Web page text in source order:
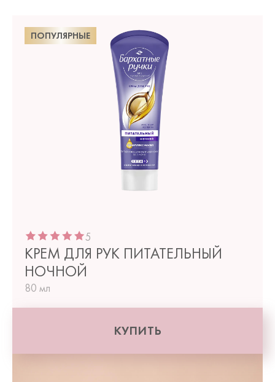
ПОПУЛЯРНЫЕ
5
КРЕМ ДЛЯ РУК ПИТАТЕЛЬНЫЙ
НОЧНОЙ
80 мл
КУПИТЬ